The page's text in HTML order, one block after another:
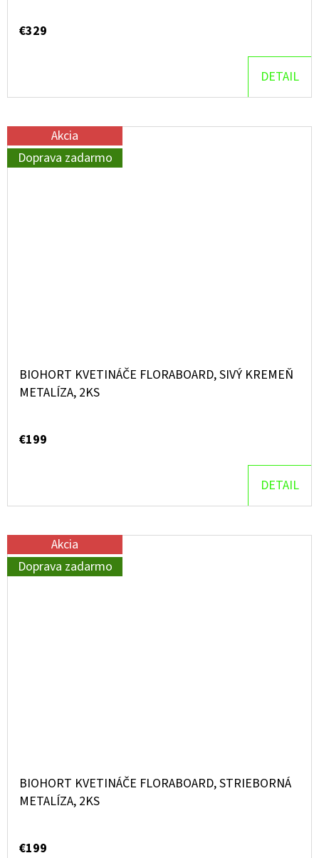
€329
DETAIL
Akcia
Doprava zadarmo
BIOHORT KVETINÁČE FLORABOARD, SIVÝ KREMEŇ
METALÍZA, 2KS
€199
DETAIL
Akcia
Doprava zadarmo
BIOHORT KVETINÁČE FLORABOARD, STRIEBORNÁ
METALÍZA, 2KS
€199